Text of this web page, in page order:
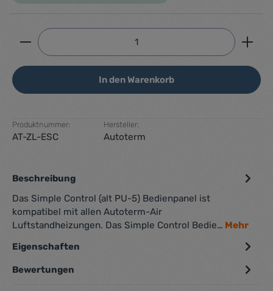
Produkt Anzahl: Gib den gewünschten Wert ein
In den Warenkorb
Produktnummer:
AT-ZL-ESC
Hersteller:
Autoterm
Beschreibung
Das Simple Control (alt PU-5) Bedienpanel ist
kompatibel mit allen Autoterm-Air
Luftstandheizungen. Das Simple Control Bedie… Mehr
Eigenschaften
Bewertungen